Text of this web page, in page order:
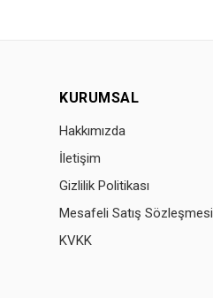
KURUMSAL
Hakkımızda
İletişim
Gizlilik Politikası
Mesafeli Satış Sözleşmesi
KVKK